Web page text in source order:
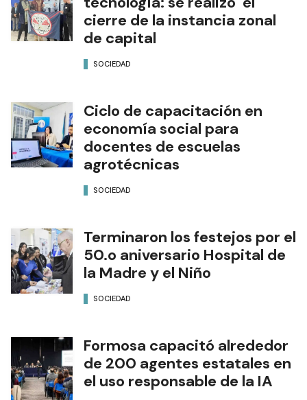
cierre de la instancia zonal
de capital
SOCIEDAD
Ciclo de capacitación en
economía social para
docentes de escuelas
agrotécnicas
SOCIEDAD
Terminaron los festejos por el
50.o aniversario Hospital de
la Madre y el Niño
SOCIEDAD
Formosa capacitó alrededor
de 200 agentes estatales en
el uso responsable de la IA